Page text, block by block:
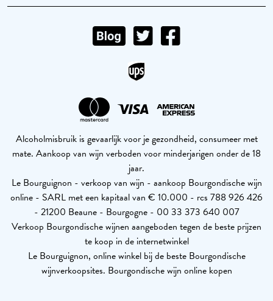
Alcoholmisbruik is gevaarlijk voor je gezondheid, consumeer met
mate. Aankoop van wijn verboden voor minderjarigen onder de 18
jaar.
Le Bourguignon - verkoop van wijn - aankoop Bourgondische wijn
online - SARL met een kapitaal van € 10.000 - rcs 788 926 426
- 21200 Beaune - Bourgogne - 00 33 373 640 007
Verkoop Bourgondische wijnen aangeboden tegen de beste prijzen
te koop in de internetwinkel
Le Bourguignon, online winkel bij de beste Bourgondische
wijnverkoopsites. Bourgondische wijn online kopen